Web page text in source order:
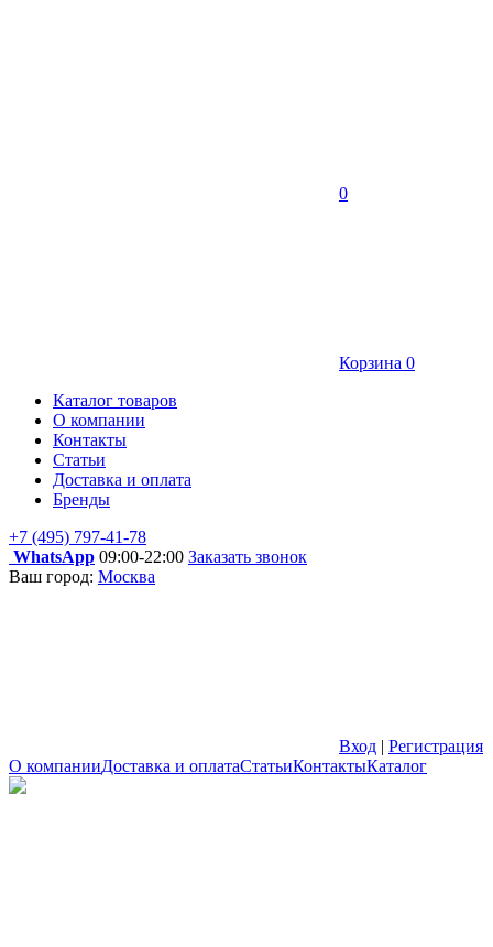
0
Корзина 0
Каталог товаров
О компании
Контакты
Статьи
Доставка и оплата
Бренды
+7 (495) 797-41-78
WhatsApp 09:00-22:00 Заказать звонок
Ваш город: Москва
Вход | Регистрация
О компанииДоставка и оплатаСтатьиКонтактыКаталог